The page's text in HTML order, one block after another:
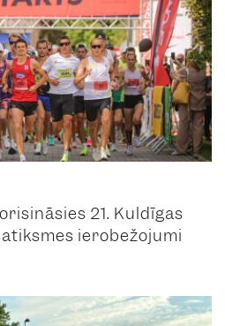
21. Kuldīgas
ierobežojumi